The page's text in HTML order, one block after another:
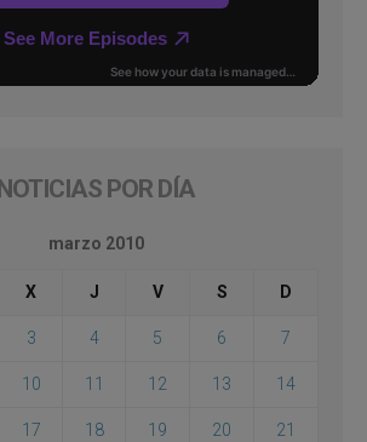
NOTICIAS POR DÍA
marzo 2010
X J V S D
3 4 5 6 7
10 11 12 13 14
17 18 19 20 21